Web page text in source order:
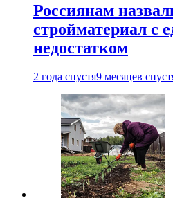
Россиянам
стройматериал с
недостатком
2 года спустя9 месяцев